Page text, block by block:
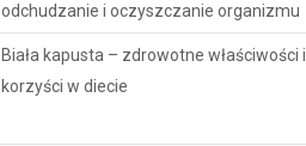
odchudzanie i oczyszczanie organizmu
Biała kapusta – zdrowotne właściwości i
korzyści w diecie